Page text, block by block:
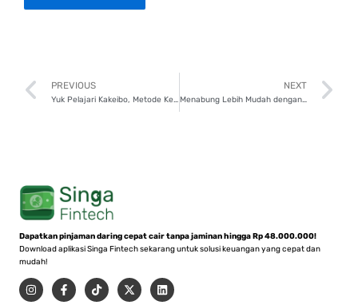
Prev
PREVIOUS NEXT
Menabung Lebih Mudah dengan 7 Cara Ini!
Dapatkan pinjaman daring cepat cair tanpa jaminan hingga Rp 48.000.000!
Download aplikasi Singa Fintech sekarang untuk solusi keuangan yang cepat dan
mudah!
I
n
F
a
T
i
X
-
L
i